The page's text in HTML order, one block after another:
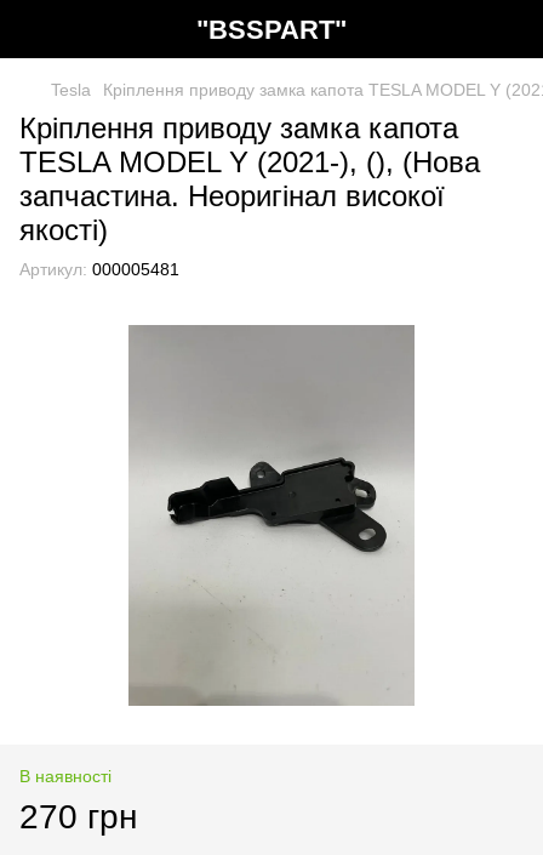
"BSSPART"
Tesla Кріплення приводу замка капота TESLA MODEL Y
Кріплення приводу замка капота
TESLA MODEL Y (2021-), (), (Нова
запчастина. Неоригінал високої
якості)
Артикул: 000005481
В наявності
270 грн